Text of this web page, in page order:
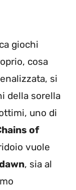
giochi
cosa
si
della sorella
uno di
of
vuole
, sia al